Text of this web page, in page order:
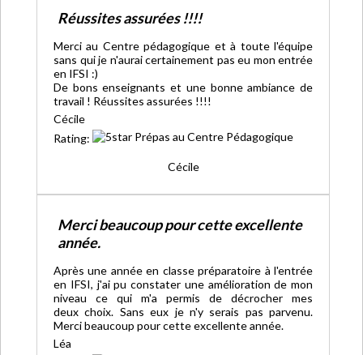
Réussites assurées !!!!
Merci au Centre pédagogique et à toute l'équipe
sans qui je n'aurai certainement pas eu mon entrée
en IFSI :)
De bons enseignants et une bonne ambiance de
travail ! Réussites assurées !!!!
Cécile
Rating:
Cécile
Merci beaucoup pour cette excellente
année.
Après une année en classe préparatoire à l'entrée
en IFSI, j'ai pu constater une amélioration de mon
niveau ce qui m'a permis de décrocher mes
deux choix. Sans eux je n'y serais pas parvenu.
Merci beaucoup pour cette excellente année.
Léa